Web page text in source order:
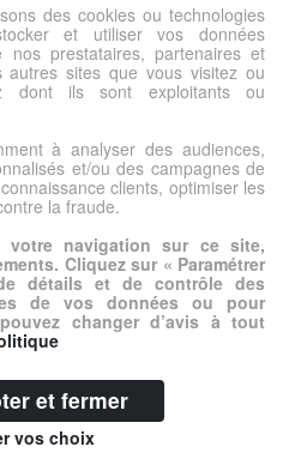
-Mentions légales
des cookies ou technologies
et utiliser vos données
nos prestataires, partenaires et
sites que vous visitez ou
dont ils sont exploitants ou
à analyser des audiences,
et/ou des campagnes de
clients, optimiser les
la fraude.
votre navigation sur ce site,
Cliquez sur « Paramétrer
détails et de contrôle des
de vos données ou pour
changer d’avis à tout
et fermer
vos choix